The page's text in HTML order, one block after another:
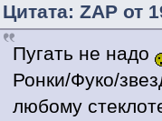
Цитата: ZAP от
Пугать не надо
Ронки/Фуко/
любому